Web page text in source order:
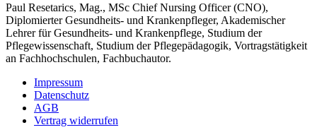
Paul Resetarics, Mag., MSc Chief Nursing Officer (CNO),
Diplomierter Gesundheits- und Krankenpfleger, Akademischer
Lehrer für Gesundheits- und Krankenpflege, Studium der
Pflegewissenschaft, Studium der Pflegepädagogik, Vortragstätigkeit
an Fachhochschulen, Fachbuchautor.
Impressum
Datenschutz
AGB
Vertrag widerrufen